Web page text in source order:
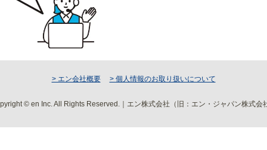
> エン会社概要 > 個人情報のお取り扱いについて
© en Inc. All Rights Reserved.｜エン株式会社（旧：エン・ジャパン株式会